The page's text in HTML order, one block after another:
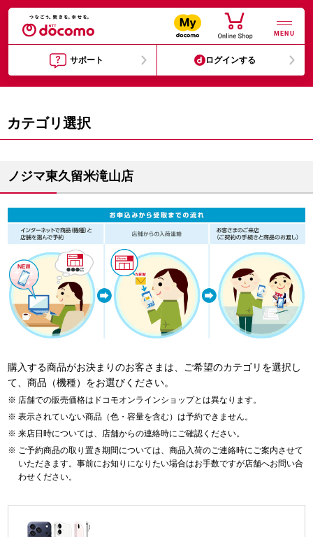
MENU
サポート ログインする
カテゴリ選択
ノジマ東久留米滝山店
購入する商品がお決まりのお客さまは、ご希望のカテゴリを選択し
て、商品（機種）をお選びください。
店舗での販売価格はドコモオンラインショップとは異なります。
表示されていない商品（色・容量を含む）は予約できません。
来店日時については、店舗からの連絡時にご確認ください。
ご予約商品の取り置き期間については、商品入荷のご連絡時にご案内させて
いただきます。事前にお知りになりたい場合はお手数ですが店舗へお問い合
わせください。